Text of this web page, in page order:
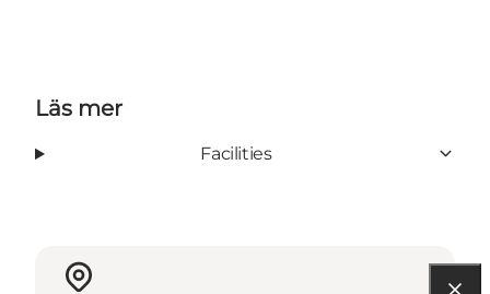
Läs mer
Facilities